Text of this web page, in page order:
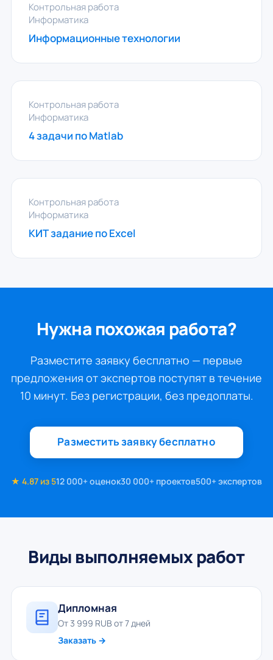
Контрольная работа
Информатика
Информационные технологии
Контрольная работа
Информатика
4 задачи по Matlab
Контрольная работа
Информатика
КИТ задание по Excel
Нужна похожая работа?
Разместите заявку бесплатно — первые
предложения от экспертов поступят в течение
10 минут. Без регистрации, без предоплаты.
Разместить заявку бесплатно
★ 4.87 из 512 000+ оценок30 000+ проектов500+ экспертов
Виды выполняемых работ
Дипломная
От 3 999 RUB от 7 дней
Заказать →